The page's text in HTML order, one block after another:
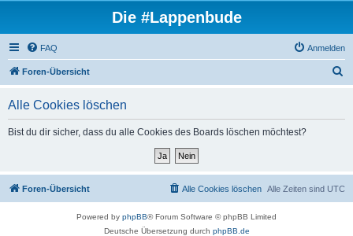
Die #Lappenbude
FAQ Anmelden
Foren-Übersicht
Alle Cookies löschen
Bist du dir sicher, dass du alle Cookies des Boards löschen möchtest?
Foren-Übersicht Alle Zeiten sind UTC
Alle Cookies löschen
Powered by phpBB® Forum Software © phpBB Limited
Deutsche Übersetzung durch phpBB.de